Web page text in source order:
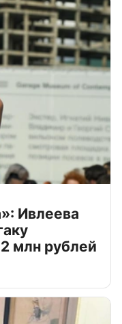
Ивлеева
млн рублей